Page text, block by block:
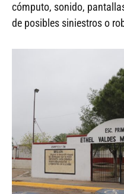
cómputo, sonido,
de posibles siniestros o